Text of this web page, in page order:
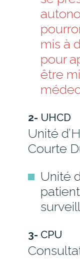
mis à
pour
être
2- UHCD
Unité
Courte
Unité
3- CPU